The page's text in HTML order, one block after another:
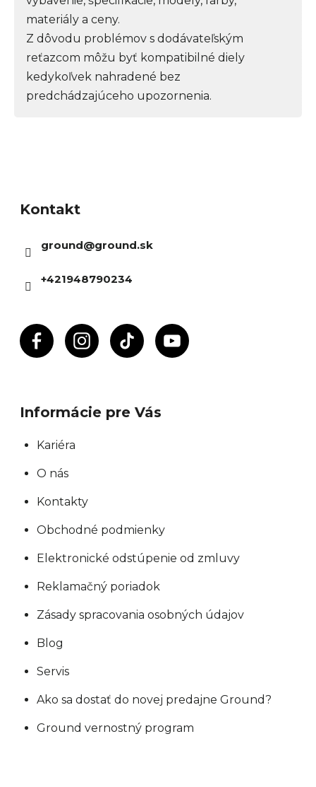
materiály a ceny.
Z dôvodu problémov s dodávateľským
reťazcom môžu byť kompatibilné diely
kedykoľvek nahradené bez
predchádzajúceho upozornenia.
Kontakt
ground@ground.sk
+421948790234
Informácie pre Vás
Kariéra
O nás
Kontakty
Obchodné podmienky
Elektronické odstúpenie od zmluvy
Reklamačný poriadok
Zásady spracovania osobných údajov
Blog
Servis
Ako sa dostať do novej predajne Ground?
Ground vernostný program